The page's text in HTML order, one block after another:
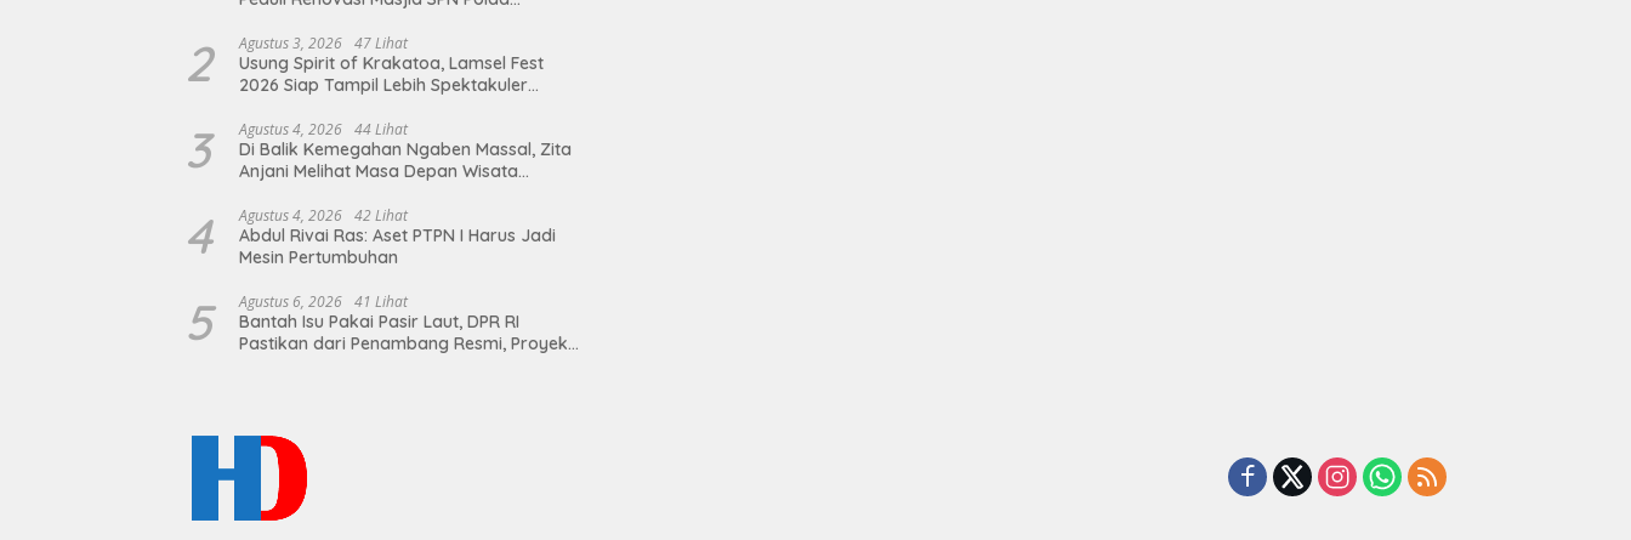
terhadap Sarana Ibadah
2 Agustus 3, 2026 47 Lihat
Usung Spirit of Krakatoa, Lamsel Fest
2026 Siap Tampil Lebih Spektakuler
Artis Ibu Kota
3 Agustus 4, 2026 44 Lihat
Di Balik Kemegahan Ngaben Massal, Zita
Anjani Melihat Masa Depan Wisata
4 Agustus 4, 2026 42 Lihat
Abdul Rivai Ras: Aset PTPN I Harus Jadi
Mesin Pertumbuhan
5 Agustus 6, 2026 41 Lihat
Bantah Isu Pakai Pasir Laut, DPR RI
Pastikan dari Penambang Resmi, Proyek